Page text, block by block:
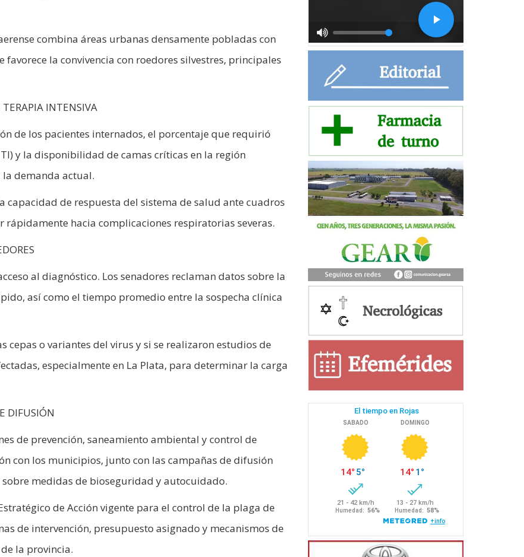
combina áreas urbanas densamente pobladas con
la convivencia con roedores silvestres, principales
TERAPIA INTENSIVA
de los pacientes internados, el porcentaje que requirió
y la disponibilidad de camas críticas en la región
demanda actual.
capacidad de respuesta del sistema de salud ante cuadros
rápidamente hacia complicaciones respiratorias severas.
al diagnóstico. Los senadores reclaman datos sobre la
así como el tiempo promedio entre la sospecha clínica
cepas o variantes del virus y si se realizaron estudios de
especialmente en La Plata, para determinar la carga
DIFUSIÓN
de prevención, saneamiento ambiental y control de
con los municipios, junto con las campañas de difusión
medidas de bioseguridad y autocuidado.
de Acción vigente para el control de la plaga de
de intervención, presupuesto asignado y mecanismos de
la provincia.